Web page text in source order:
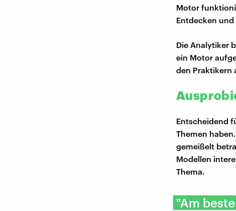
Motor
Entdecken
Die Analytiker
ein Motor
den Praktikern
Entscheidend
Themen
gemeißelt
Modellen
Thema.
"Am